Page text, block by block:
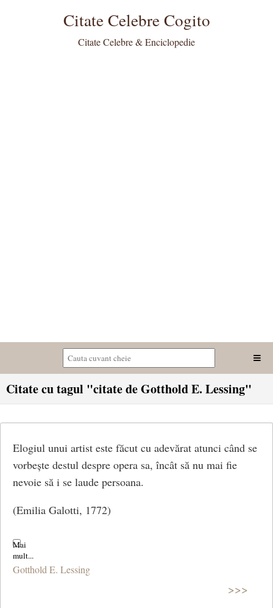
Citate Celebre Cogito
Citate Celebre & Enciclopedie
Citate cu tagul "citate de Gotthold E. Lessing"
Elogiul unui artist este făcut cu adevărat atunci când se
vorbește destul despre opera sa, încât să nu mai fie
nevoie să i se laude persoana.
(Emilia Galotti, 1772)
Gotthold E. Lessing
>>>